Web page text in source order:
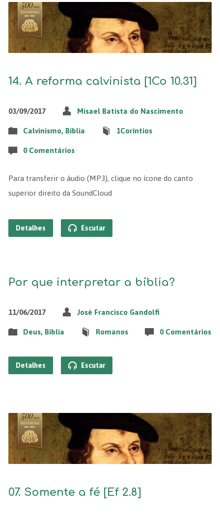
14. A reforma calvinista [1Co 10.31]
03/09/2017 Misael Batista do Nascimento
Calvinismo, Bíblia 1Coríntios
0 Comentários
Para transferir o áudio (MP3), clique no ícone do canto
superior direito da SoundCloud
Detalhes Escutar
Por que interpretar a bíblia?
11/06/2017 José Francisco Gandolfi
Deus, Bíblia Romanos 0 Comentários
Detalhes Escutar
07. Somente a fé [Ef 2.8]